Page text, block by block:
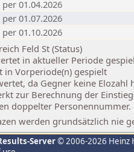
01.04.2026
01.07.2026
01.10.2026
Feld St (Status)
in aktueller Periode
in Vorperiode(n) gespielt
da Gegner keine Elozahl
zur Berechnung der
doppelter Personennummer.
werden grundsätzlich nie
Server© 2006-2026 Heinz